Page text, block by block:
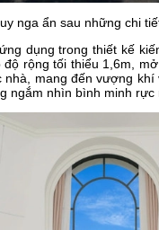
nga ẩn sau những chi
dụng trong thiết kế
rộng tối thiểu 1,6m,
mang đến vượng
nhìn bình minh rực